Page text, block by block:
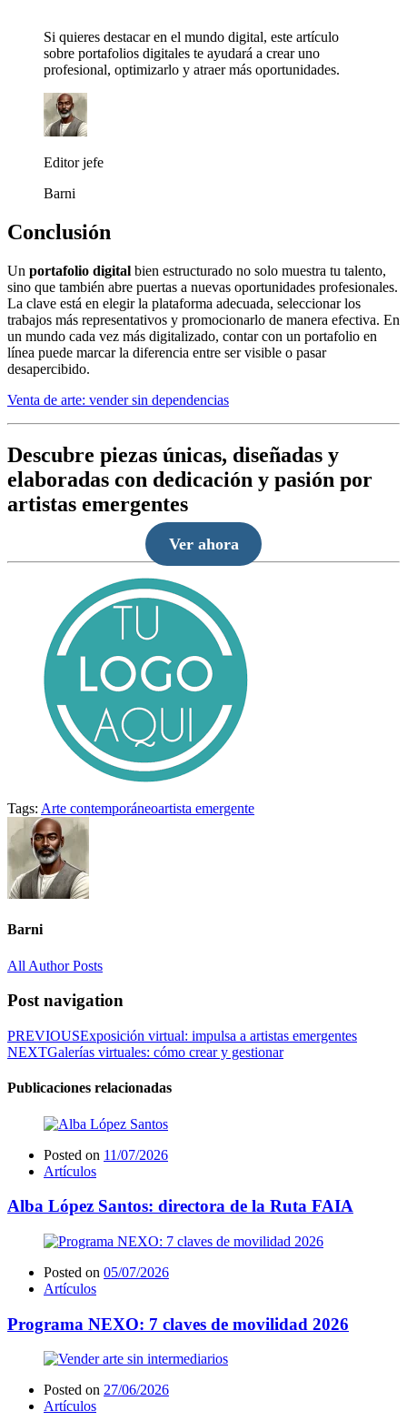
Si quieres destacar en el mundo digital, este artículo
sobre portafolios digitales te ayudará a crear uno
profesional, optimizarlo y atraer más oportunidades.
Editor jefe
Barni
Conclusión
Un portafolio digital bien estructurado no solo muestra tu talento,
sino que también abre puertas a nuevas oportunidades profesionales.
La clave está en elegir la plataforma adecuada, seleccionar los
trabajos más representativos y promocionarlo de manera efectiva. En
un mundo cada vez más digitalizado, contar con un portafolio en
línea puede marcar la diferencia entre ser visible o pasar
desapercibido.
Venta de arte: vender sin dependencias
Descubre piezas únicas, diseñadas y
elaboradas con dedicación y pasión por
artistas emergentes
Ver ahora
Tags: Arte contemporáneoartista emergente
Barni
All Author Posts
Post navigation
PREVIOUSExposición virtual: impulsa a artistas emergentes
NEXTGalerías virtuales: cómo crear y gestionar
Publicaciones relacionadas
Posted on 11/07/2026
Artículos
Alba López Santos: directora de la Ruta FAIA
Posted on 05/07/2026
Artículos
Programa NEXO: 7 claves de movilidad 2026
Posted on 27/06/2026
Artículos